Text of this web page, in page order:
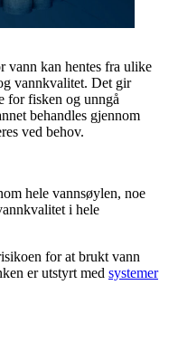
vann kan hentes fra ulike
vannkvalitet. Det gir
for fisken og unngå
behandles gjennom
ved behov.
hele vannsøylen, noe
i hele
for at brukt vann
er utstyrt med systemer